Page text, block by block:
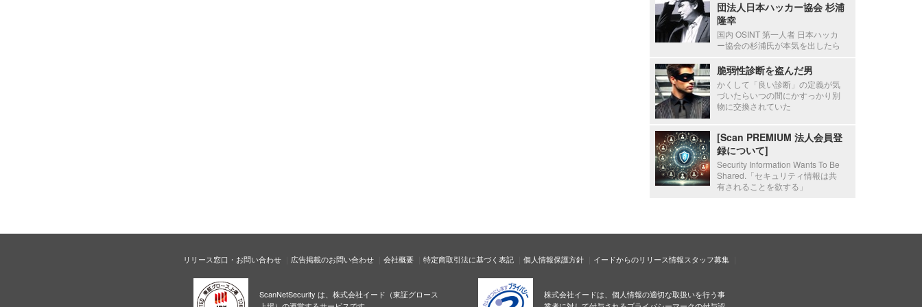
団法人日本ハッカー協会 杉浦
隆幸
国内 OSINT 第一人者 日本ハッカ
ー協会の杉浦氏が本気を出したら
脆弱性診断を盗んだ男
かくして「良い診断」の定義が気
づいたらいつの間にかすっかり別
物に交換されていた
[Scan PREMIUM 法人会員登
録について]
Security Information Wants To Be
Shared.「セキュリティ情報は共
有されることを欲する」
リリース窓口・お問い合わせ 広告掲載のお問い合わせ 会社概要 特定商取引法に基づく表記 個人情報保護方針 イードからのリリース情報スタッフ募集
ScanNetSecurity は、株式会社イード（東証グロース
株式会社イードは、個人情報の適切な取扱いを行う事